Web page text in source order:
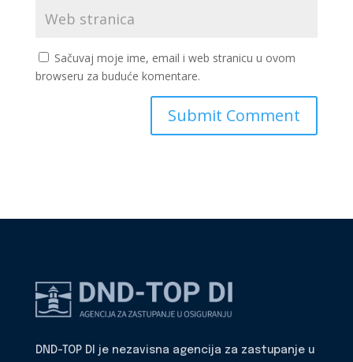
Sačuvaj moje ime, email i web stranicu u ovom
browseru za buduće komentare.
DND-TOP DI je nezavisna agencija za zastupanje u